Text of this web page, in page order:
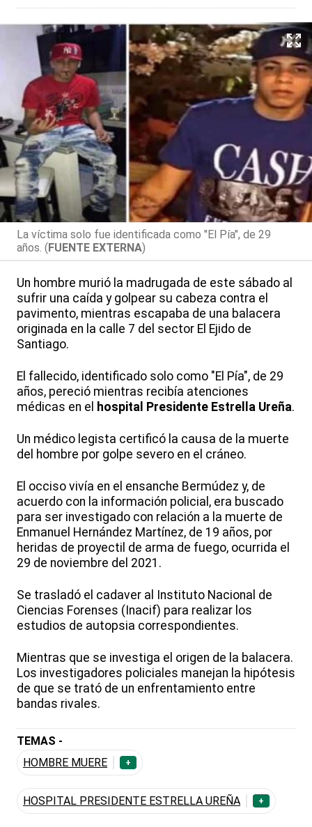
La víctima solo fue identificada como "El Pía", de 29
años. (FUENTE EXTERNA)
Un hombre murió la madrugada de este sábado al
sufrir una caída y golpear su cabeza contra el
pavimento, mientras escapaba de una balacera
originada en la calle 7 del sector El Ejido de
Santiago.
El fallecido, identificado solo como "El Pía", de 29
años, pereció mientras recibía atenciones
médicas en el hospital Presidente Estrella Ureña.
Un médico legista certificó la causa de la muerte
del hombre por golpe severo en el cráneo.
El occiso vivía en el ensanche Bermúdez y, de
acuerdo con la información policial, era buscado
para ser investigado con relación a la muerte de
Enmanuel Hernández Martínez, de 19 años, por
heridas de proyectil de arma de fuego, ocurrida el
29 de noviembre del 2021.
Se trasladó el cadaver al Instituto Nacional de
Ciencias Forenses (Inacif) para realizar los
estudios de autopsia correspondientes.
Mientras que se investiga el origen de la balacera.
Los investigadores policiales manejan la hipótesis
de que se trató de un enfrentamiento entre
bandas rivales.
TEMAS -
HOMBRE MUERE
+
HOSPITAL PRESIDENTE ESTRELLA UREÑA +